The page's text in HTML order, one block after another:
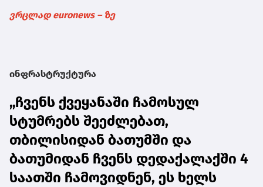
ვრცლად euronews – ზე
ინფრასტრუქტურა
„ჩვენს ქვეყანაში ჩამოსულ
სტუმრებს შეეძლებათ,
თბილისიდან ბათუმში და
ბათუმიდან ჩვენს დედაქალაქში 4
საათში ჩამოვიდნენ, ეს ხელს